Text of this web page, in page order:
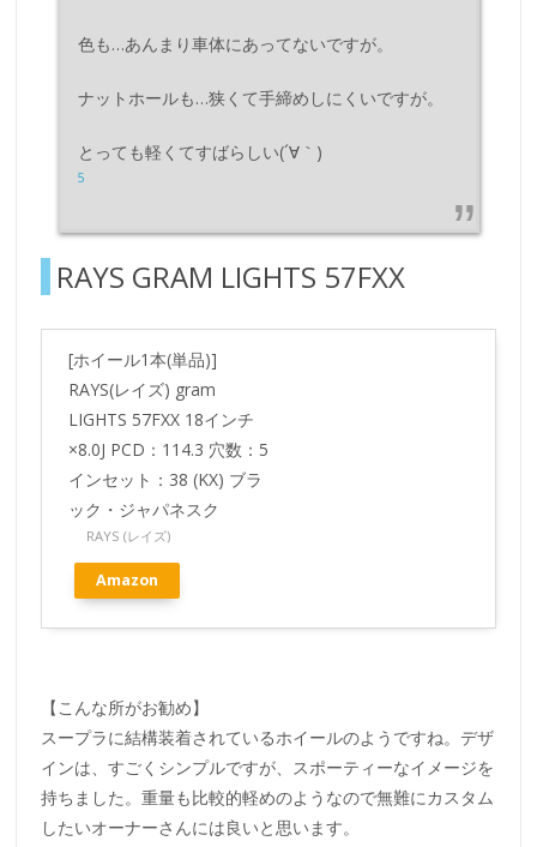
色も…あんまり車体にあってないですが。
ナットホールも…狭くて手締めしにくいですが。
とっても軽くてすばらしい(´∀｀)
5
RAYS GRAM LIGHTS 57FXX
[ホイール1本(単品)]
RAYS(レイズ) gram
LIGHTS 57FXX 18インチ
×8.0J PCD：114.3 穴数：5
インセット：38 (KX) ブラ
ック・ジャパネスク
RAYS (レイズ)
Amazon
【こんな所がお勧め】
スープラに結構装着されているホイールのようですね。デザ
インは、すごくシンプルですが、スポーティーなイメージを
持ちました。重量も比較的軽めのようなので無難にカスタム
したいオーナーさんには良いと思います。